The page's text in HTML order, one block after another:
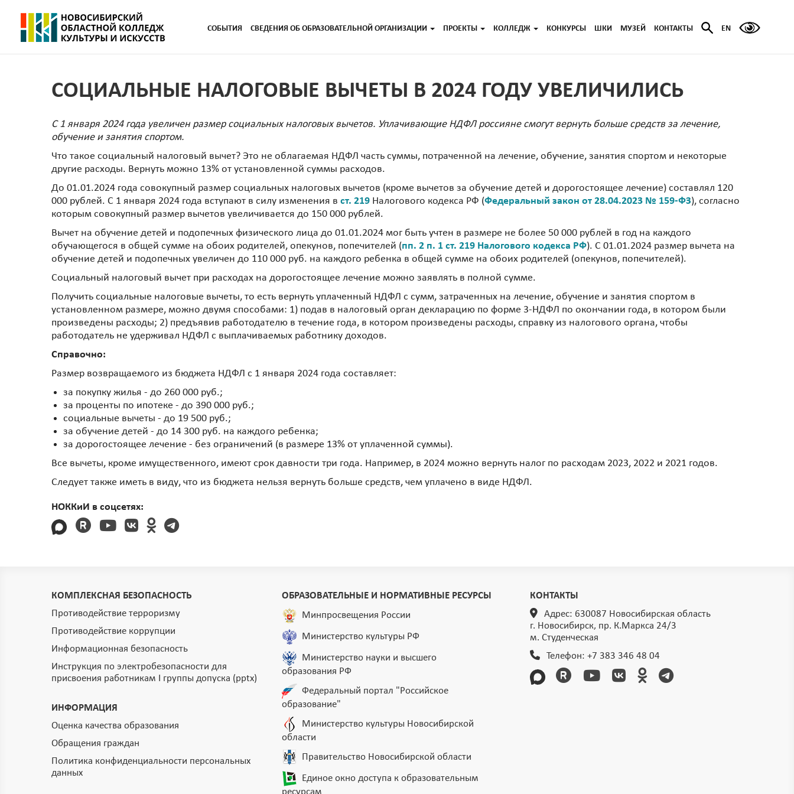
СОБЫТИЯ СВЕДЕНИЯ ОБ ОБРАЗОВАТЕЛЬНОЙ ОРГАНИЗАЦИИ ПРОЕКТЫ КОЛЛЕДЖ КОНКУРСЫ ШКИ МУЗЕЙ КОНТАКТЫ EN
СОЦИАЛЬНЫЕ НАЛОГОВЫЕ ВЫЧЕТЫ В 2024 ГОДУ УВЕЛИЧИЛИСЬ
С 1 января 2024 года увеличен размер социальных налоговых вычетов. Уплачивающие НДФЛ россияне смогут вернуть больше средств за лечение,
обучение и занятия спортом.
Что такое социальный налоговый вычет? Это не облагаемая НДФЛ часть суммы, потраченной на лечение, обучение, занятия спортом и некоторые
другие расходы. Вернуть можно 13% от установленной суммы расходов.
До 01.01.2024 года совокупный размер социальных налоговых вычетов (кроме вычетов за обучение детей и дорогостоящее лечение) составлял 120
000 рублей. С 1 января 2024 года вступают в силу изменения в ст. 219 Налогового кодекса РФ (Федеральный закон от 28.04.2023 № 159-ФЗ), согласно
которым совокупный размер вычетов увеличивается до 150 000 рублей.
Вычет на обучение детей и подопечных физического лица до 01.01.2024 мог быть учтен в размере не более 50 000 рублей в год на каждого
обучающегося в общей сумме на обоих родителей, опекунов, попечителей (пп. 2 п. 1 ст. 219 Налогового кодекса РФ). С 01.01.2024 размер вычета на
обучение детей и подопечных увеличен до 110 000 руб. на каждого ребенка в общей сумме на обоих родителей (опекунов, попечителей).
Социальный налоговый вычет при расходах на дорогостоящее лечение можно заявлять в полной сумме.
Получить социальные налоговые вычеты, то есть вернуть уплаченный НДФЛ с сумм, затраченных на лечение, обучение и занятия спортом в
установленном размере, можно двумя способами: 1) подав в налоговый орган декларацию по форме 3-НДФЛ по окончании года, в котором были
произведены расходы; 2) предъявив работодателю в течение года, в котором произведены расходы, справку из налогового органа, чтобы
работодатель не удерживал НДФЛ с выплачиваемых работнику доходов.
Справочно:
Размер возвращаемого из бюджета НДФЛ с 1 января 2024 года составляет:
за покупку жилья - до 260 000 руб.;
за проценты по ипотеке - до 390 000 руб.;
социальные вычеты - до 19 500 руб.;
за обучение детей - до 14 300 руб. на каждого ребенка;
за дорогостоящее лечение - без ограничений (в размере 13% от уплаченной суммы).
Все вычеты, кроме имущественного, имеют срок давности три года. Например, в 2024 можно вернуть налог по расходам 2023, 2022 и 2021 годов.
Следует также иметь в виду, что из бюджета нельзя вернуть больше средств, чем уплачено в виде НДФЛ.
НОККиИ в соцсетях:
КОМПЛЕКСНАЯ БЕЗОПАСНОСТЬ
Противодействие терроризму
Противодействие коррупции
Информационная безопасность
Инструкция по электробезопасности для
присвоения работникам I группы допуска (pptx)
ИНФОРМАЦИЯ
Оценка качества образования
Обращения граждан
Политика конфиденциальности персональных
данных
ОБРАЗОВАТЕЛЬНЫЕ И НОРМАТИВНЫЕ РЕСУРСЫ
Минпросвещения России
Министерство культуры РФ
Министерство науки и высшего
образования РФ
Федеральный портал "Российское
образование"
Министерство культуры Новосибирской
области
Правительство Новосибирской области
Единое окно доступа к образовательным
ресурсам
КОНТАКТЫ
Адрес: 630087 Новосибирская область
г. Новосибирск, пр. К.Маркса 24/3
м. Студенческая
Телефон: +7 383 346 48 04